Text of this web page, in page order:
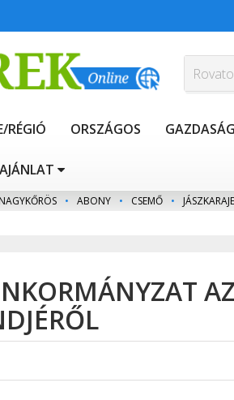
RÉGIÓ ORSZÁGOS GAZDASÁG
NAGYKŐRÖS • ABONY • CSEMŐ •